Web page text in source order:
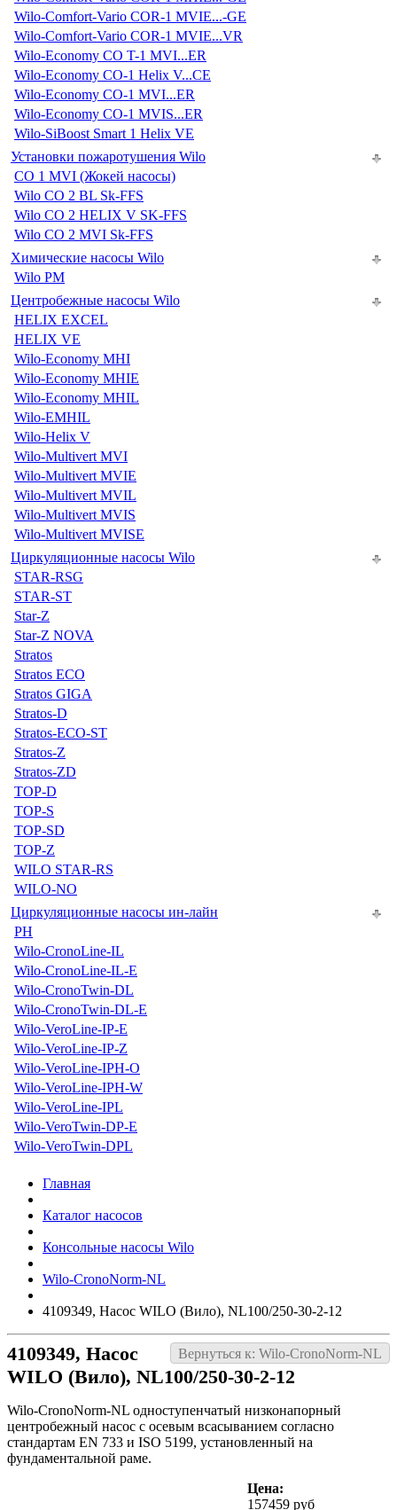
Wilo-Comfort-Vario COR-1 MVIE...-GE
Wilo-Comfort-Vario COR-1 MVIE...VR
Wilo-Economy CO T-1 MVI...ER
Wilo-Economy CO-1 Helix V...CE
Wilo-Economy CO-1 MVI...ER
Wilo-Economy CO-1 MVIS...ER
Wilo-SiBoost Smart 1 Helix VE
Установки пожаротушения Wilo
CO 1 MVI (Жокей насосы)
Wilo CO 2 BL Sk-FFS
Wilo CO 2 HELIX V SK-FFS
Wilo CO 2 MVI Sk-FFS
Химические насосы Wilo
Wilo PM
Центробежные насосы Wilo
HELIX EXCEL
HELIX VE
Wilo-Economy MHI
Wilo-Economy MHIE
Wilo-Economy MHIL
Wilo-EMHIL
Wilo-Helix V
Wilo-Multivert MVI
Wilo-Multivert MVIE
Wilo-Multivert MVIL
Wilo-Multivert MVIS
Wilo-Multivert MVISE
Циркуляционные насосы Wilo
STAR-RSG
STAR-ST
Star-Z
Star-Z NOVA
Stratos
Stratos ECO
Stratos GIGA
Stratos-D
Stratos-ECO-ST
Stratos-Z
Stratos-ZD
TOP-D
TOP-S
TOP-SD
TOP-Z
WILO STAR-RS
WILO-NO
Циркуляционные насосы ин-лайн
PH
Wilo-CronoLine-IL
Wilo-CronoLine-IL-E
Wilo-CronoTwin-DL
Wilo-CronoTwin-DL-E
Wilo-VeroLine-IP-E
Wilo-VeroLine-IP-Z
Wilo-VeroLine-IPH-O
Wilo-VeroLine-IPH-W
Wilo-VeroLine-IPL
Wilo-VeroTwin-DP-E
Wilo-VeroTwin-DPL
Главная
Каталог насосов
Консольные насосы Wilo
Wilo-CronoNorm-NL
4109349, Насос WILO (Вило), NL100/250-30-2-12
Вернуться к: Wilo-CronoNorm-NL
4109349, Насос
WILO (Вило), NL100/250-30-2-12
Wilo-CronoNorm-NL одноступенчатый низконапорный
центробежный насос с осевым всасыванием согласно
стандартам EN 733 и ISO 5199, установленный на
фундаментальной раме.
Цена:
157459 руб